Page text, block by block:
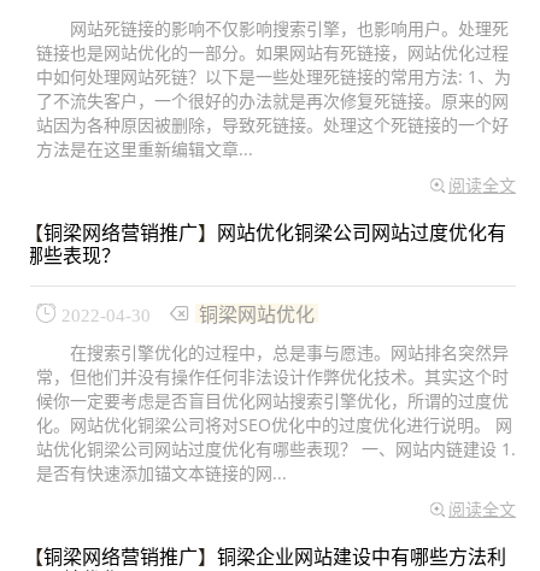
网站死链接的影响不仅影响搜索引擎，也影响用户。处理死
链接也是网站优化的一部分。如果网站有死链接，网站优化过程
中如何处理网站死链？以下是一些处理死链接的常用方法: 1、为
了不流失客户，一个很好的办法就是再次修复死链接。原来的网
站因为各种原因被删除，导致死链接。处理这个死链接的一个好
方法是在这里重新编辑文章...
阅读全文
【铜梁网络营销推广】 网站优化铜梁公司网站过度优化有
哪些表现？
2022-04-30 铜梁网站优化
在搜索引擎优化的过程中，总是事与愿违。网站排名突然异
常，但他们并没有操作任何非法设计作弊优化技术。其实这个时
候你一定要考虑是否盲目优化网站搜索引擎优化，所谓的过度优
化。网站优化铜梁公司将对SEO优化中的过度优化进行说明。 网
站优化铜梁公司网站过度优化有哪些表现？ 一、网站内链建设 1.
是否有快速添加锚文本链接的网...
阅读全文
【铜梁网络营销推广】 铜梁企业网站建设中有哪些方法利